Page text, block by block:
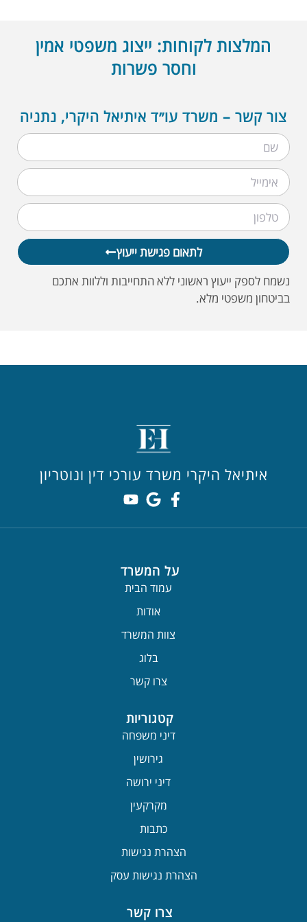
המלצות לקוחות: ייצוג משפטי אמין
וחסר פשרות
צור קשר – משרד עו״ד איתיאל היקרי, נתניה
לתאום פגישת ייעוץ
נשמח לספק ייעוץ ראשוני ללא התחייבות וללוות אתכם
בביטחון משפטי מלא.
איתיאל היקרי משרד עורכי דין ונוטריון
על המשרד
עמוד הבית
אודות
צוות המשרד
בלוג
צרו קשר
קטגוריות
דיני משפחה
גירושין
דיני ירושה
מקרקעין
כתבות
הצהרת נגישות
הצהרת נגישות עסק
צרו קשר